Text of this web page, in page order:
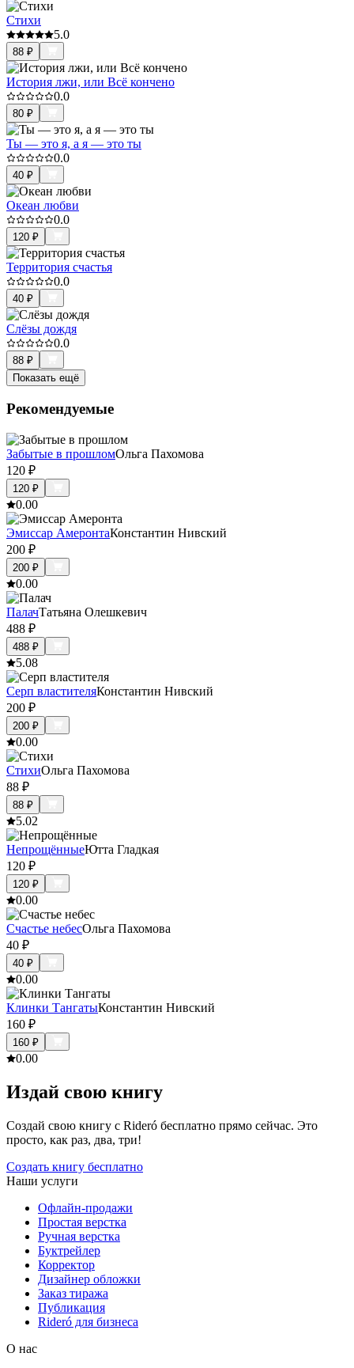
Стихи
5.0
88 ₽
История лжи, или Всё кончено
0.0
80 ₽
Ты — это я, а я — это ты
0.0
40 ₽
Океан любви
0.0
120 ₽
Территория счастья
0.0
40 ₽
Слёзы дождя
0.0
88 ₽
Показать ещё
Рекомендуемые
Забытые в прошломОльга Пахомова
120 ₽
120 ₽
0.00
Эмиссар АмеронтаКонстантин Нивский
200 ₽
200 ₽
0.00
ПалачТатьяна Олешкевич
488 ₽
488 ₽
5.08
Серп властителяКонстантин Нивский
200 ₽
200 ₽
0.00
СтихиОльга Пахомова
88 ₽
88 ₽
5.02
НепрощённыеЮтта Гладкая
120 ₽
120 ₽
0.00
Счастье небесОльга Пахомова
40 ₽
40 ₽
0.00
Клинки ТангатыКонстантин Нивский
160 ₽
160 ₽
0.00
Издай свою книгу
Создай свою книгу с Rideró бесплатно прямо сейчас. Это
просто, как раз, два, три!
Создать книгу бесплатно
Наши услуги
Офлайн-продажи
Простая верстка
Ручная верстка
Буктрейлер
Корректор
Дизайнер обложки
Заказ тиража
Публикация
Rideró для бизнеса
О нас